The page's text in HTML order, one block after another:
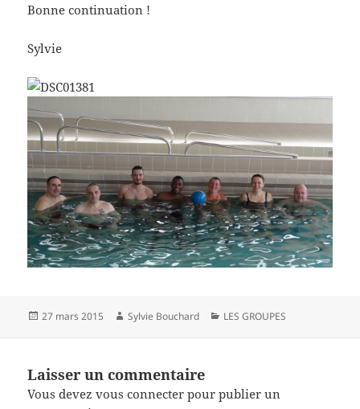
Bonne continuation !
Sylvie
Publié
27 mars 2015 Auteur
Sylvie Bouchard Catégories
LES GROUPES
Laisser un commentaire
Vous devezvous connecter pour publier un